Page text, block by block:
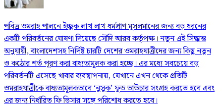
পবিত্র ওমরাহ পালনে ইচ্ছুক লাখ লাখ ধর্মপ্রাণ মুসলমানের জন্য বড় ধরনের
একটি পরিবর্তনের ঘোষণা দিয়েছে সৌদি আরব কর্তৃপক্ষ। নতুন এই সিদ্ধান্ত
অনুযায়ী, বাংলাদেশসহ নির্দিষ্ট চারটি দেশের ওমরাহযাত্রীদের জন্য কিছু নতুন
ও কঠোর শর্ত পূরণ করা বাধ্যতামূলক করা হচ্ছে। এর মধ্যে সবচেয়ে বড়
পরিবর্তনটি এসেছে খাবার ব্যবস্থাপনায়, যেখানে এখন থেকে প্রতিটি
ওমরাহযাত্রীকে বাধ্যতামূলকভাবে ‘নুসুক’ ফুড ভাউচার সংগ্রহ করতে হবে এবং
এর জন্য নির্ধারিত ফি ভিসার সঙ্গে পরিশোধ করতে হবে।